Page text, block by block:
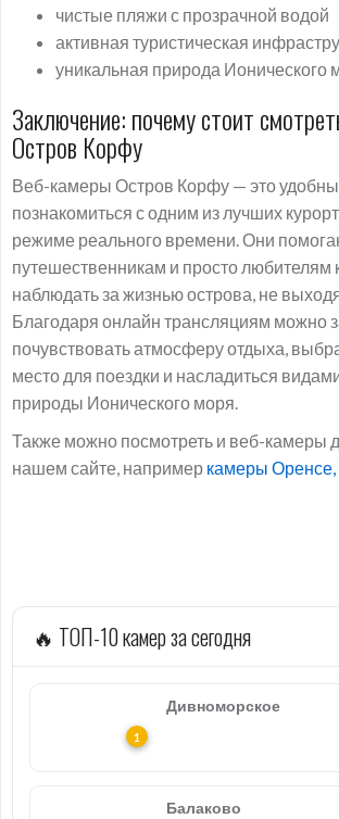
чистые пляжи с прозрачной водой
активная туристическая
уникальная природа Ионического
Заключение: почему стоит
Остров Корфу
Веб-камеры Остров Корфу — это
познакомиться с одним из лучших
режиме реального времени. Они
путешественникам и просто любителям
наблюдать за жизнью острова, не
Благодаря онлайн трансляциям можно
почувствовать атмосферу отдыха,
место для поездки и насладиться
природы Ионического моря.
Также можно посмотреть и веб-камеры
нашем сайте, например камеры
🔥 ТОП-10 камер за сегодня
Дивноморское
Балаково